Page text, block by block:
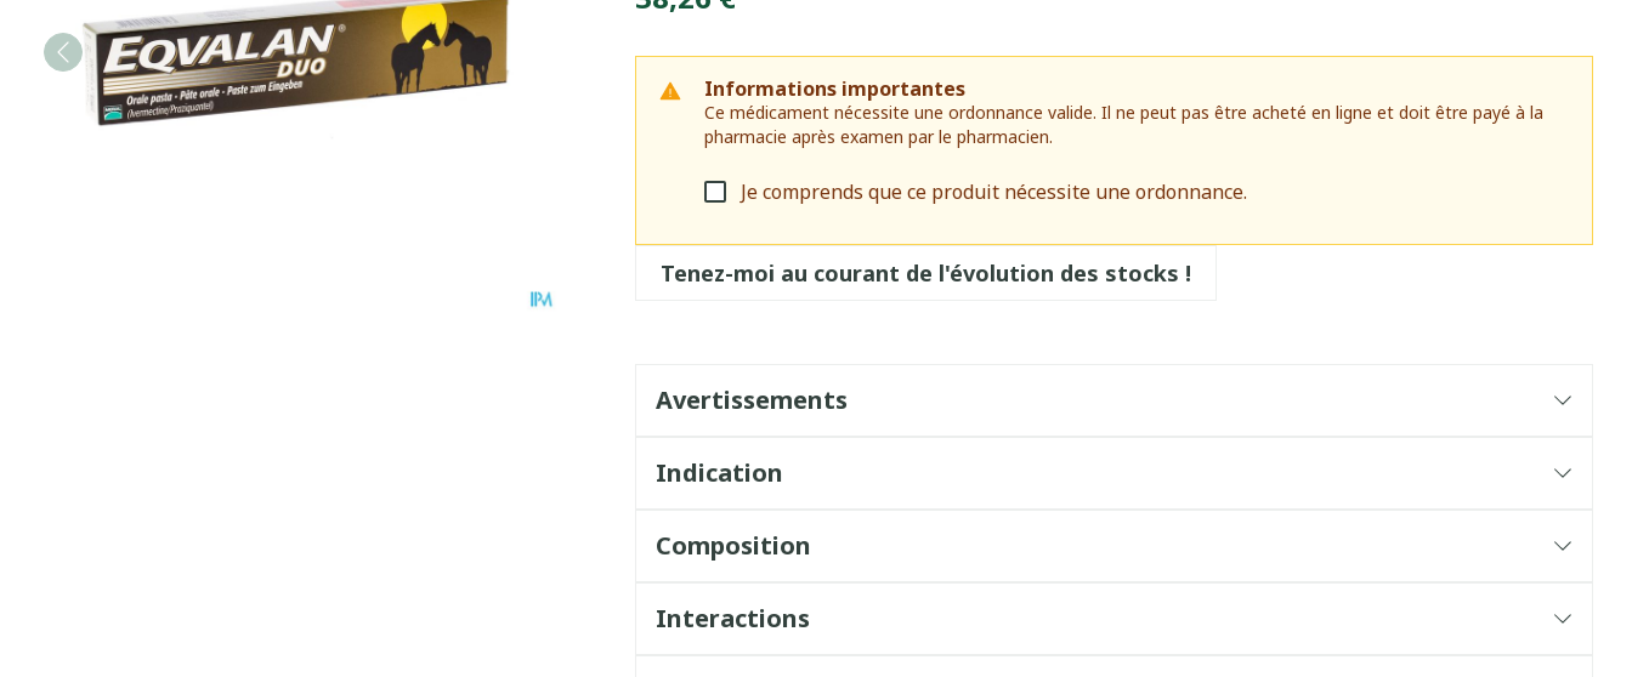
Informations importantes
Ce médicament nécessite une ordonnance valide. Il ne peut pas être acheté en ligne et doit être payé à la
pharmacie après examen par le pharmacien.
Je comprends que ce produit nécessite une ordonnance.
Tenez-moi au courant de l'évolution des stocks !
Avertissements
Indication
Composition
Interactions